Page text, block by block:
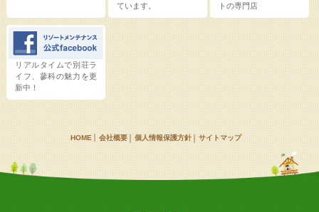
ています。
トの専門店
リアルタイムで別荘ラ
イフ、蓼科の魅力を更
新中！
HOME 会社概要 個人情報保護方針 サイトマップ